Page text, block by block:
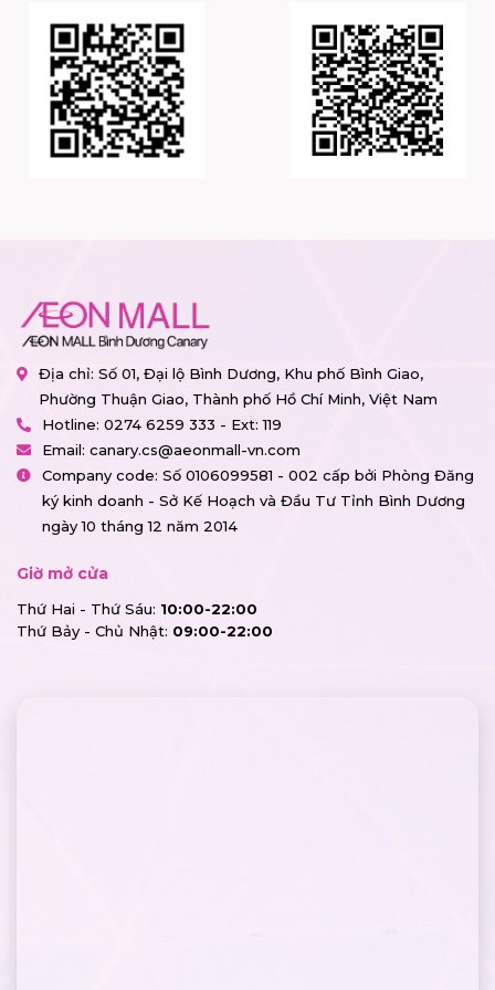
Địa chỉ: Số 01, Đại lộ Bình Dương, Khu phố Bình Giao,
Phường Thuận Giao, Thành phố Hồ Chí Minh, Việt Nam
Hotline: 0274 6259 333 - Ext: 119
Email: canary.cs@aeonmall-vn.com
Company code: Số 0106099581 - 002 cấp bởi Phòng Đăng
ký kinh doanh - Sở Kế Hoạch và Đầu Tư Tỉnh Bình Dương
ngày 10 tháng 12 năm 2014
Giờ mở cửa
Thứ Hai - Thứ Sáu: 10:00-22:00
Thứ Bảy - Chủ Nhật: 09:00-22:00